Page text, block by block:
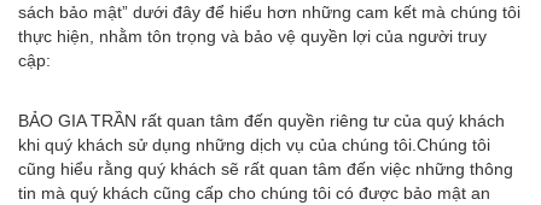
sách bảo mật” dưới đây để hiểu hơn những cam kết mà chúng tôi
thực hiện, nhằm tôn trọng và bảo vệ quyền lợi của người truy
cập:
BẢO GIA TRẦN rất quan tâm đến quyền riêng tư của quý khách
khi quý khách sử dụng những dịch vụ của chúng tôi.Chúng tôi
cũng hiểu rằng quý khách sẽ rất quan tâm đến việc những thông
tin mà quý khách cũng cấp cho chúng tôi có được bảo mật an